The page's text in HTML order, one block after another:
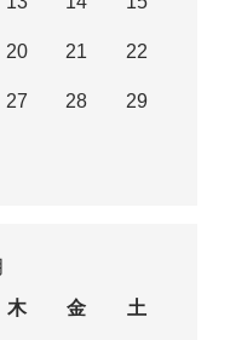
20 21 22
27 28 29
木 金 土